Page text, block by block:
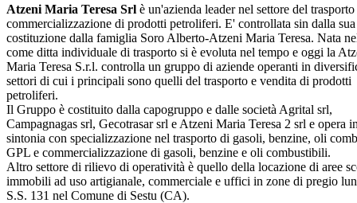
Atzeni Maria Teresa Srl è un'azienda leader nel settore del trasporto
commercializzazione di prodotti petroliferi. E' controllata sin dalla sua
costituzione dalla famiglia Soro Alberto-Atzeni Maria Teresa. Nata
come ditta individuale di trasporto si è evoluta nel tempo e oggi la
Maria Teresa S.r.l. controlla un gruppo di aziende operanti in
settori di cui i principali sono quelli del trasporto e vendita di prodotti
petroliferi.
Il Gruppo è costituito dalla capogruppo e dalle società Agrital srl,
Campagnagas srl, Gecotrasar srl e Atzeni Maria Teresa 2 srl e opera
sintonia con specializzazione nel trasporto di gasoli, benzine, oli
GPL e commercializzazione di gasoli, benzine e oli combustibili.
Altro settore di rilievo di operatività è quello della locazione di aree
immobili ad uso artigianale, commerciale e uffici in zone di pregio
S.S. 131 nel Comune di Sestu (CA).